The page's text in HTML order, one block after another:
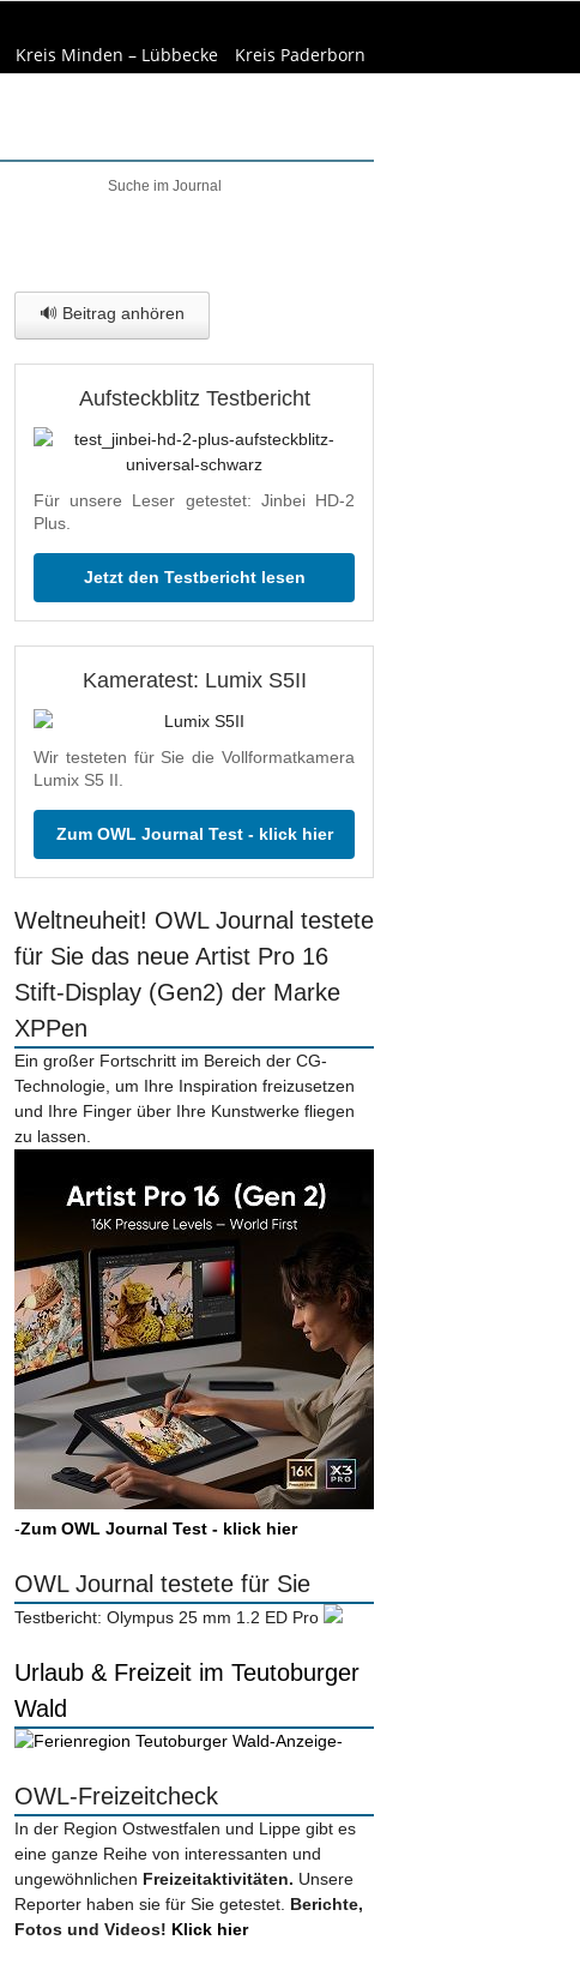
Kreis Minden – Lübbecke Kreis Paderborn
🔊 Beitrag anhören
Aufsteckblitz Testbericht
Für unsere Leser getestet: Jinbei HD-2
Plus.
Jetzt den Testbericht lesen
Kameratest: Lumix S5II
Wir testeten für Sie die Vollformatkamera
Lumix S5 II.
Zum OWL Journal Test - klick hier
Weltneuheit! OWL Journal testete
für Sie das neue Artist Pro 16
Stift-Display (Gen2) der Marke
XPPen
Ein großer Fortschritt im Bereich der CG-
Technologie, um Ihre Inspiration freizusetzen
und Ihre Finger über Ihre Kunstwerke fliegen
zu lassen.
-Zum OWL Journal Test - klick hier
OWL Journal testete für Sie
Testbericht: Olympus 25 mm 1.2 ED Pro
Urlaub & Freizeit im Teutoburger
Wald
-Anzeige-
OWL-Freizeitcheck
In der Region Ostwestfalen und Lippe gibt es
eine ganze Reihe von interessanten und
ungewöhnlichen Freizeitaktivitäten. Unsere
Reporter haben sie für Sie getestet. Berichte,
Fotos und Videos! Klick hier